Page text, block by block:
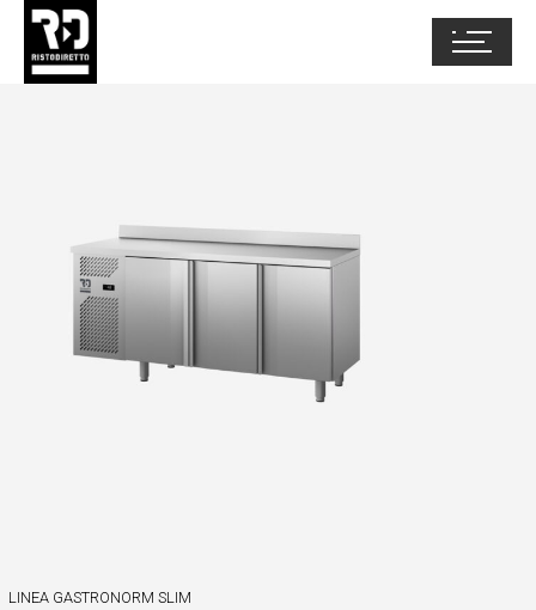
LINEA GASTRONORM SLIM